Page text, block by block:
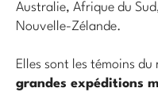
Australie, Afrique du
Nouvelle-Zélande.
Elles sont les témoins
grandes expéditions